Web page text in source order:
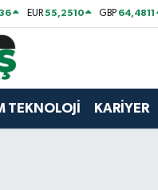
EUR55,2510 GBP 64,4811
TEKNOLOJİ KARİYER